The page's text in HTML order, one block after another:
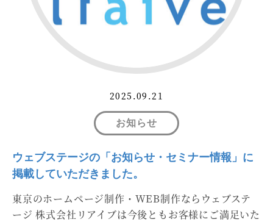
2025.09.21
お知らせ
ウェブステージの「お知らせ・セミナー情報」に
掲載していただきました。
東京のホームページ制作・WEB制作ならウェブステ
ージ 株式会社リアイブは今後ともお客様にご満足いた